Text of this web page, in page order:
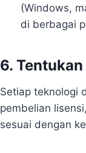
(Windows,
di berbagai
6.
Setiap teknologi
pembelian
sesuai dengan